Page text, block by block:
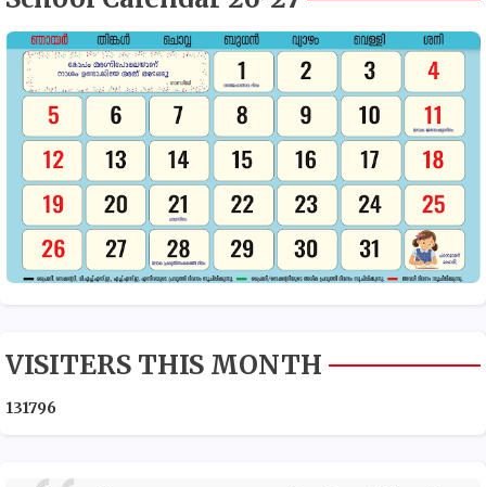
VISITERS THIS MONTH
131796